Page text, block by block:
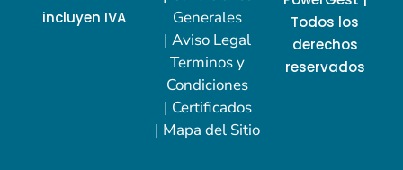
incluyen IVA
Generales
| Aviso Legal
Terminos y
Condiciones
| Certificados
| Mapa del Sitio
Todos los
derechos
reservados